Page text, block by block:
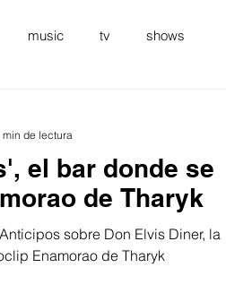
music tv shows
el bar donde se
de Tharyk
sobre Don Elvis Diner, la
Enamorao de Tharyk
min de lectura